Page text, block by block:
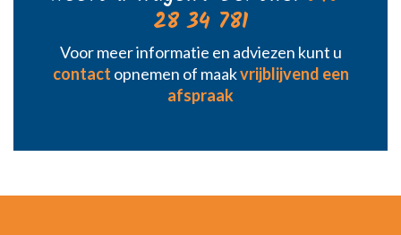
28 34 781
Voor meer informatie en adviezen kunt u
contact opnemen of maakvrijblijvend een
afspraak